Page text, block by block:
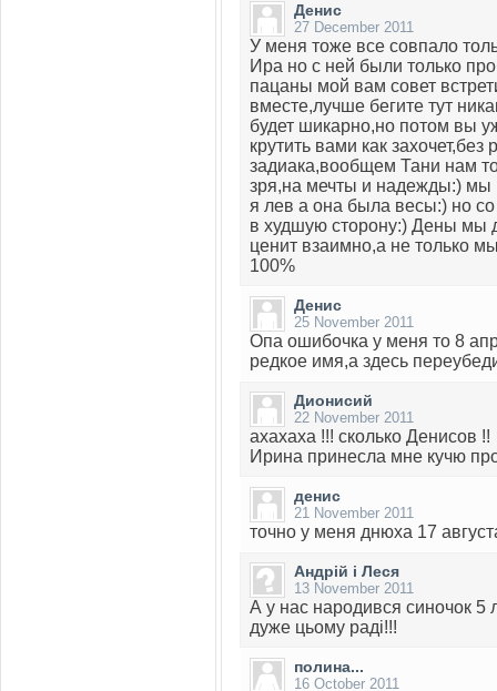
Денис
27 December 2011
У меня тоже все совпало
Ира но с ней были только
пацаны мой вам совет
вместе,лучше бегите тут
будет шикарно,но потом вы
крутить вами как
задиака,вообщем Тани нам
зря,на мечты и надежды:) мы
я лев а она была весы:) но
в худшую сторону:) Дены мы
ценит взаимно,а не только
100%
Денис
25 November 2011
Опа ошибочка у меня то 8
редкое имя,а здесь
Дионисий
22 November 2011
ахахаха !!! сколько Денисов !!
Ирина принесла мне кучю
денис
21 November 2011
точно у меня днюха 17
Андрій і Леся
13 November 2011
А у нас народився синочок 5
дуже цьому раді!!!
полина...
16 October 2011